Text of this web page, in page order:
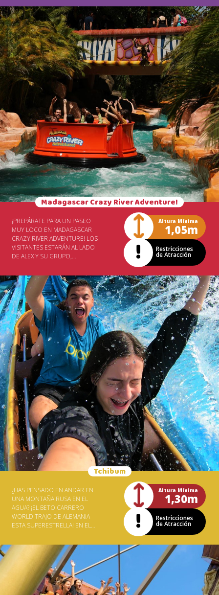
ENFRENTA DOS BUCLE DE
MUCHA ADRENALINA Y
EMOCIÓN!
Madagascar Crazy River Adventure!
¡PREPÁRATE PARA UN PASEO
MUY LOCO EN MADAGASCAR
CRAZY RIVER ADVENTURE! LOS
VISITANTES ESTARÁN AL LADO
DE ALEX Y SU GRUPO,
DE UNA AVALANCHA. LAS
CORREDERAS GARANTIZARÁN
MUCHA DIVERSIÓN Y RISAS,
MIENTRAS LOS BOTES GIRAN
FUERA DE CONTROL.
Altura Mínima
1,05m
Restricciones
de Atracción
Tchibum
¿HAS PENSADO EN ANDAR EN
UNA MONTAÑA RUSA EN EL
AGUA? ¡EL BETO CARRERO
WORLD TRAJO DE ALEMANIA
ESTA SUPERESTRELLA! EN EL
SUSTITUIDOS POR
BARQUITOS Y LOS VISITANTES
PASEAN A 15 METROS DE
ALTURA HASTA CAER A 80 KM /
H EN UN TANQUE DE AGUA.
Altura Mínima
1,30m
Restricciones
de Atracción